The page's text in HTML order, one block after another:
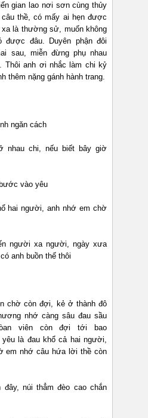
gian lao nơi sơn cùng thủy
thề, có mấy ai hẹn được
là thường sử, muốn không
được đâu. Duyên phận đôi
sau, miễn đừng phụ nhau
Thôi anh ơi nhắc làm chi kỷ
thêm nặng gánh hành trang.
ngăn cách
nhau chi, nếu biết bây giờ
vào yêu
hai người, anh nhớ em chờ
người xa người, ngày xưa
anh buồn thế thôi
chờ còn đợi, kẻ ở thành đô
nhớ càng sâu đau sầu
viên còn đợi tới bao
là đau khổ cả hai người,
em nhớ câu hứa lời thề còn
núi thẳm đèo cao chắn